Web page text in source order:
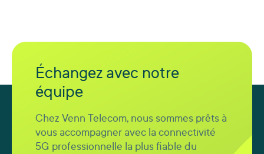
Échangez avec notre
équipe
Chez Venn Telecom, nous sommes prêts à
vous accompagner avec la connectivité
5G professionnelle la plus fiable du